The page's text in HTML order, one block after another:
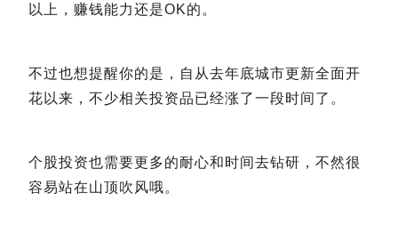
以上，赚钱能力还是OK的。
不过也想提醒你的是，自从去年底城市更新全面开
花以来，不少相关投资品已经涨了一段时间了。
个股投资也需要更多的耐心和时间去钻研，不然很
容易站在山顶吹风哦。